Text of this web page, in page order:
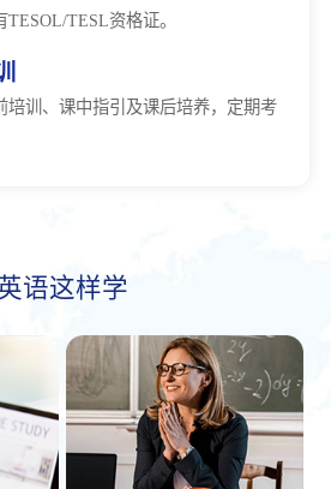
TESOL/TESL资格证。
培训、课中指引及课后培养，定期考
语这样学